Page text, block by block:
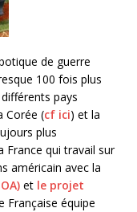
de guerre
100 fois plus
différents pays
Corée (cf ici) et la
plus
France qui travail sur
américain avec la
et le projet
Française équipe